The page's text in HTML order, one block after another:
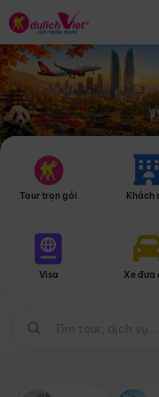
Tour trọn gói Khách
Visa Xe đưa